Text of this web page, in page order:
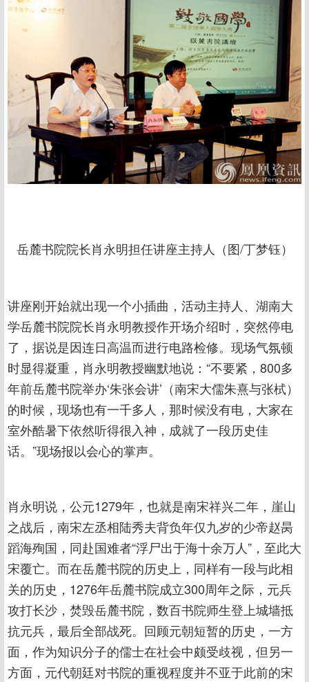
岳麓书院院长肖永明担任讲座主持人（图/丁梦钰）
讲座刚开始就出现一个小插曲，活动主持人、湖南大
学岳麓书院院长肖永明教授作开场介绍时，突然停电
了，据说是因连日高温而进行电路检修。现场气氛顿
时显得凝重，肖永明教授幽默地说：“不要紧，800多
年前岳麓书院举办‘朱张会讲’（南宋大儒朱熹与张栻）
的时候，现场也有一千多人，那时候没有电，大家在
室外酷暑下依然听得很入神，成就了一段历史佳
话。”现场报以会心的掌声。
肖永明说，公元1279年，也就是南宋祥兴二年，崖山
之战后，南宋左丞相陆秀夫背负年仅九岁的少帝赵昺
蹈海殉国，同赴国难者“浮尸出于海十余万人”，至此大
宋覆亡。而在岳麓书院的历史上，同样有一段与此相
关的历史，1276年岳麓书院成立300周年之际，元兵
攻打长沙，焚毁岳麓书院，数百书院师生登上城墙抵
抗元兵，最后全部战死。回顾元朝短暂的历史，一方
面，作为知识分子的儒士在社会中颇受歧视，但另一
方面，元代朝廷对书院的重视程度并不亚于此前的宋